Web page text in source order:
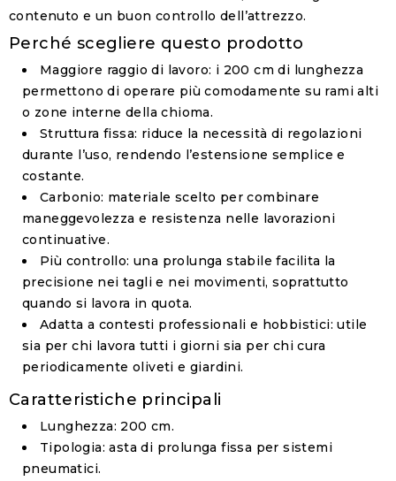
contenuto e un buon controllo dell’attrezzo.
Perché scegliere questo prodotto
Maggiore raggio di lavoro: i 200 cm di lunghezza
permettono di operare più comodamente su rami alti
o zone interne della chioma.
Struttura fissa: riduce la necessità di regolazioni
durante l’uso, rendendo l’estensione semplice e
costante.
Carbonio: materiale scelto per combinare
maneggevolezza e resistenza nelle lavorazioni
continuative.
Più controllo: una prolunga stabile facilita la
precisione nei tagli e nei movimenti, soprattutto
quando si lavora in quota.
Adatta a contesti professionali e hobbistici: utile
sia per chi lavora tutti i giorni sia per chi cura
periodicamente oliveti e giardini.
Caratteristiche principali
Lunghezza: 200 cm.
Tipologia: asta di prolungafissa per sistemi
pneumatici.